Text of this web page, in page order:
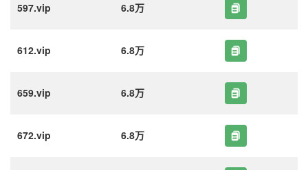
597.vip 6.8万
612.vip 6.8万
659.vip 6.8万
672.vip 6.8万